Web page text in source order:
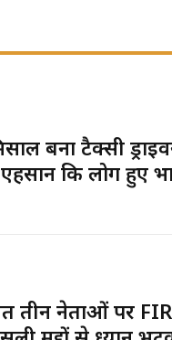
बना टैक्सी
एहसान कि लोग हुए
तीन नेताओं पर